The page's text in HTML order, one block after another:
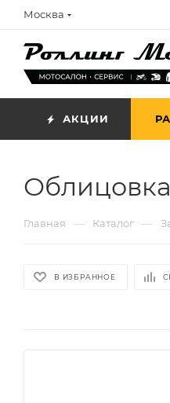
Москва
АКЦИИ
Облицовка
Главная — Каталог —
В ИЗБРАННОЕ